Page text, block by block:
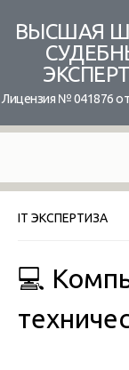
content
ВЫСШАЯ
Лицензия № 041876 от
IT ЭКСПЕРТИЗА
💻